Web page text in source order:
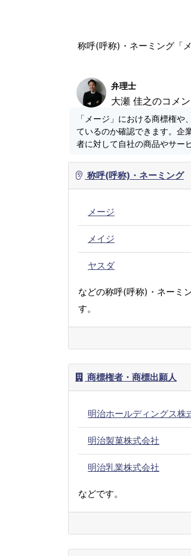
称呼(呼称)・ネーミング「
弁理士
大瀬 佳之のコメン
「メージ」における商標権
ているのか確認できます。企
者に対して自社の商品やサー
称呼(呼称)・ネーミング
メージ
メイジ
ヤスダ
などの称呼(呼称)・ネーミ
す。
商標権者・商標出願人
明治ホールディングス株
明治製菓株式会社
明治乳業株式会社
などです。